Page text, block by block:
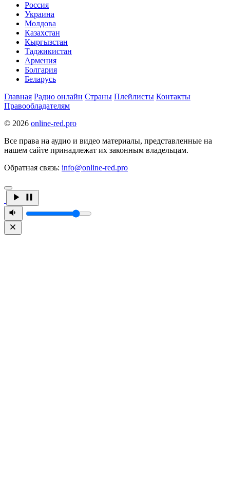
Россия
Украина
Молдова
Казахстан
Кыргызстан
Таджикистан
Армения
Болгария
Беларусь
Главная Радио онлайн Страны Плейлисты Контакты
Правообладателям
© 2026 online-red.pro
Все права на аудио и видео материалы, представленные на
нашем сайте принадлежат их законным владельцам.
Обратная связь: info@online-red.pro